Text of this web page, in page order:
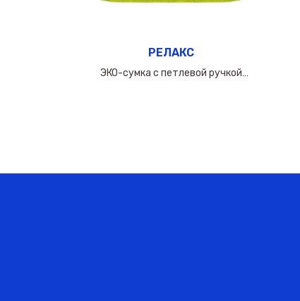
РЕЛАКС
ЭКО-сумка с петлевой ручкой